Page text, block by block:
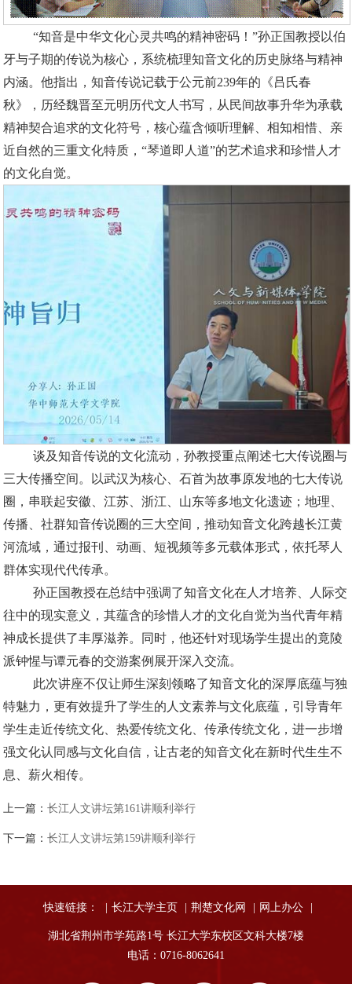
“知音是中华文化心灵共鸣的精神密码！”孙正国教授以伯
牙与子期的传说为核心，系统梳理知音文化的历史脉络与精神
内涵。他指出，知音传说记载于公元前239年的《吕氏春
秋》，历经魏晋至元明历代文人书写，从民间故事升华为承载
精神契合追求的文化符号，核心蕴含倾听理解、相知相惜、亲
近自然的三重文化特质，“琴道即人道”的艺术追求和珍惜人才
的文化自觉。
谈及知音传说的文化流动，孙教授重点阐述七大传说圈与
三大传播空间。以武汉为核心、石首为故事原发地的七大传说
圈，串联起安徽、江苏、浙江、山东等多地文化遗迹；地理、
传播、社群知音传说圈的三大空间，推动知音文化跨越长江黄
河流域，通过报刊、动画、短视频等多元载体形式，依托琴人
群体实现代代传承。
孙正国教授在总结中强调了知音文化在人才培养、人际交
往中的现实意义，其蕴含的珍惜人才的文化自觉为当代青年精
神成长提供了丰厚滋养。同时，他还针对现场学生提出的竟陵
派钟惺与谭元春的交游案例展开深入交流。
此次讲座不仅让师生深刻领略了知音文化的深厚底蕴与独
特魅力，更有效提升了学生的人文素养与文化底蕴，引导青年
学生走近传统文化、热爱传统文化、传承传统文化，进一步增
强文化认同感与文化自信，让古老的知音文化在新时代生生不
息、薪火相传。
上一篇：长江人文讲坛第161讲顺利举行
下一篇：长江人文讲坛第159讲顺利举行
快速链接： 长江大学主页 荆楚文化网 网上办公
湖北省荆州市学苑路1号 长江大学东校区文科大楼7楼
电话：0716-8062641